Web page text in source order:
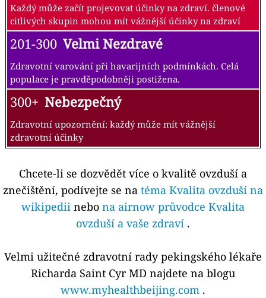
Každý může začít projevovat účinky na zdraví. členové
citlivých skupin mohou mít vážnější účinky na zdraví
201-300 Velmi Nezdravé
Zdravotní varování při havarijních podmínkách. Celá
populace je pravděpodobněji postižena.
300+ Nebezpečný
Zdravotní upozornění: každý může mít vážnější
zdravotní účinky
Chcete-li se dozvědět více o kvalitě ovzduší a
znečištění, podívejte se na téma Kvalita ovzduší na
wikipedii nebo na airnow průvodce Kvalita
ovzduší a vaše zdraví .
Velmi užitečné zdravotní rady pekingského lékaře
Richarda Saint Cyr MD najdete na blogu
www.myhealthbeijing.com .